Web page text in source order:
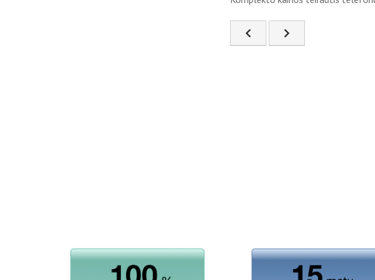
Ankstesnis straipsnis: KLS-03
Kitas straipsnis: KLS-05